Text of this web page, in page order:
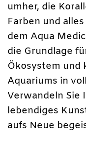
umher, die
Farben und
dem Aqua
die Grundlage
Ökosystem und
Aquariums in
Verwandeln Sie
lebendiges
aufs Neue